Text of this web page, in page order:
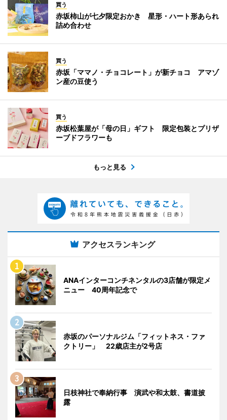
買う
赤坂柿山が七夕限定おかき 星形・ハート形あられ
詰め合わせ
買う
赤坂「ママノ・チョコレート」が新チョコ アマゾ
ン産の豆使う
買う
赤坂松葉屋が「母の日」ギフト 限定包装とプリザ
ーブドフラワーも
もっと見る
アクセスランキング
ANAインターコンチネンタルの3店舗が限定メ
ニュー 40周年記念で
赤坂のパーソナルジム「フィットネス・ファ
クトリー」 22歳店主が2号店
日枝神社で奉納行事 演武や和太鼓、書道披
露